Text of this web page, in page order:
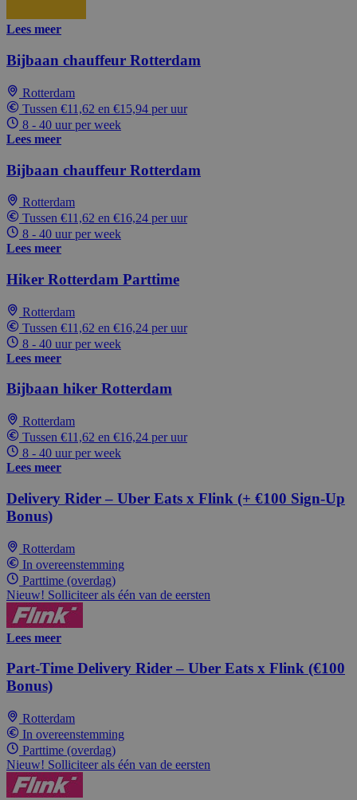
Lees meer
Bijbaan chauffeur Rotterdam
Rotterdam
Tussen €11,62 en €15,94 per uur
8 - 40 uur per week
Lees meer
Bijbaan chauffeur Rotterdam
Rotterdam
Tussen €11,62 en €16,24 per uur
8 - 40 uur per week
Lees meer
Hiker Rotterdam Parttime
Rotterdam
Tussen €11,62 en €16,24 per uur
8 - 40 uur per week
Lees meer
Bijbaan hiker Rotterdam
Rotterdam
Tussen €11,62 en €16,24 per uur
8 - 40 uur per week
Lees meer
Delivery Rider – Uber Eats x Flink (+ €100 Sign-Up
Bonus)
Rotterdam
In overeenstemming
Parttime (overdag)
Nieuw! Solliciteer als één van de eersten
Lees meer
Part-Time Delivery Rider – Uber Eats x Flink (€100
Bonus)
Rotterdam
In overeenstemming
Parttime (overdag)
Nieuw! Solliciteer als één van de eersten